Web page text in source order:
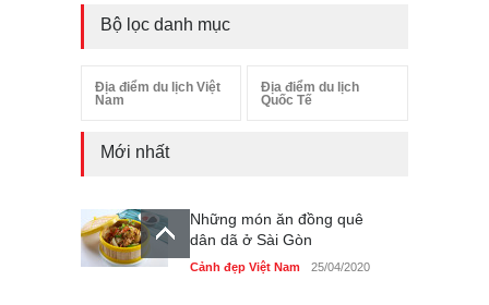
Bộ lọc danh mục
Địa điểm du lịch Việt
Nam
Địa điểm du lịch
Quốc Tế
Mới nhất
Những món ăn đồng quê
dân dã ở Sài Gòn
Cảnh đẹp Việt Nam 25/04/2020